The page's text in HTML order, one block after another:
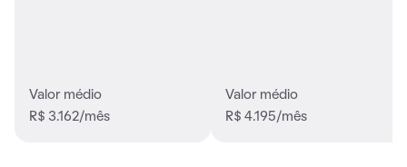
Valor médio
R$ 3.162/mês
Valor médio
R$ 4.195/mês